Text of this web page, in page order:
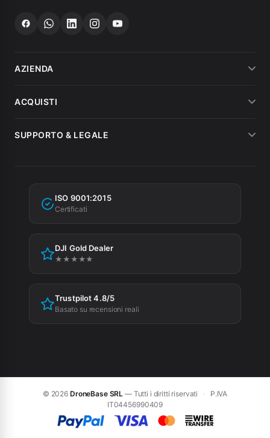
AZIENDA
Chi siamo
Noleggio
ACQUISTI
Metodi di pagamento
Agevolazioni fiscali
SUPPORTO & LEGALE
Privacy Policy
Preferenze cookie
ISO 9001:2015
Certificati
DJI Gold Dealer
★★★★★
Trustpilot 4.8/5
Basato su recensioni reali
© 2026 DroneBase SRL — Tutti i diritti riservati ·
P.IVA
IT04456990409